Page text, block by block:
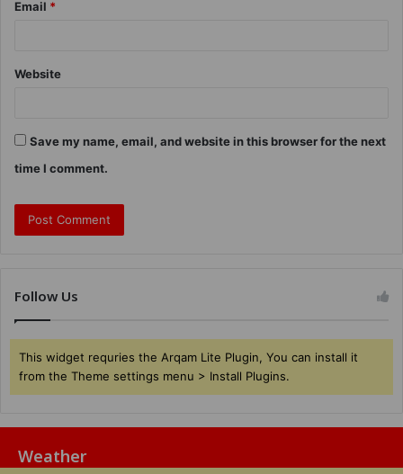
Email *
Website
Save my name, email, and website in this browser for the next
time I comment.
Follow Us
This widget requries the Arqam Lite Plugin, You can install it
from the Theme settings menu > Install Plugins.
Weather